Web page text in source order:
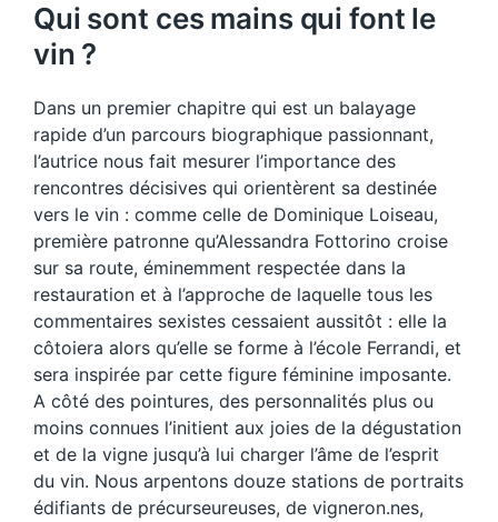
Qui sont ces mains qui font le
vin ?
Dans un premier chapitre qui est un balayage
rapide d’un parcours biographique passionnant,
l’autrice nous fait mesurer l’importance des
rencontres décisives qui orientèrent sa destinée
vers le vin : comme celle de Dominique Loiseau,
première patronne qu’Alessandra Fottorino croise
sur sa route, éminemment respectée dans la
restauration et à l’approche de laquelle tous les
commentaires sexistes cessaient aussitôt : elle la
côtoiera alors qu’elle se forme à l’école Ferrandi, et
sera inspirée par cette figure féminine imposante.
A côté des pointures, des personnalités plus ou
moins connues l’initient aux joies de la dégustation
et de la vigne jusqu’à lui charger l’âme de l’esprit
du vin. Nous arpentons douze stations de portraits
édifiants de précurseureuses, de vigneron.nes,